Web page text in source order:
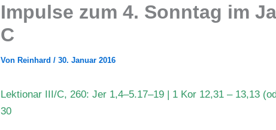
Impulse zum 4. Sonntag im
C
Von Reinhard / 30. Januar 2016
Lektionar III/C, 260: Jer 1,4–5.17–19 | 1 Kor 12,31 – 13,13
30